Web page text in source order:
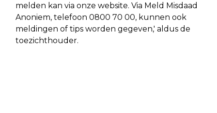
melden kan via onze website. Via Meld Misdaad
Anoniem, telefoon 0800 70 00, kunnen ook
meldingen of tips worden gegeven,' aldus de
toezichthouder.